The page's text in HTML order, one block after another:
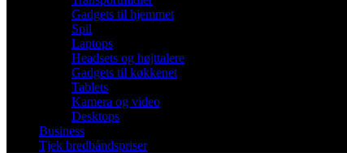
Gadgets til hjemmet
Spil
Laptops
Headsets og højttalere
Gadgets til køkkenet
Tablets
Kamera og video
Desktops
Business
Tjek bredbåndspriser